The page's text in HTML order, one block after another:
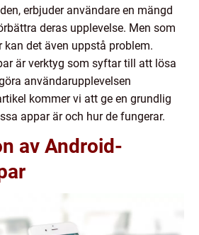
erbjuder användare en mängd
deras upplevelse. Men som
kan det även uppstå problem.
är verktyg som syftar till att lösa
användarupplevelsen
kommer vi att ge en grundlig
appar är och hur de fungerar.
av Android-